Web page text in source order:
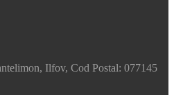
Ilfov, Cod Postal: 077145